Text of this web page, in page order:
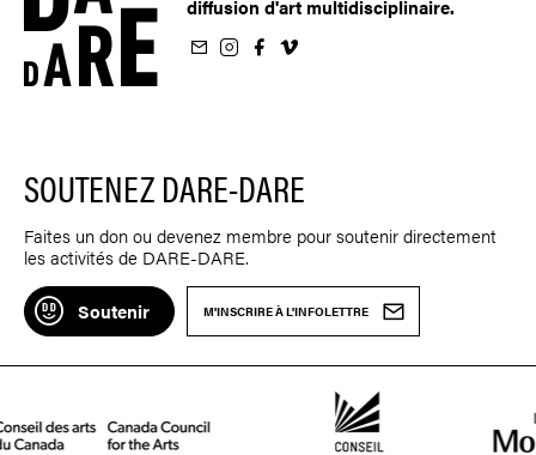
diffusion d'art multidisciplinaire.
sur Instagram
sur Facebook
nous sur Vimeo
SOUTENEZ DARE-DARE
Faites un don ou devenez membre pour soutenir directement
les activités de DARE-DARE.
Soutenir M'INSCRIRE À L'INFOLETTRE